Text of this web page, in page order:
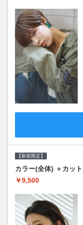
【新規限定】
カラー(全体) ＋カット
￥9,500